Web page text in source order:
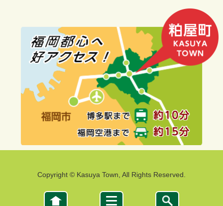
Copyright © Kasuya Town, All Rights Reserved.